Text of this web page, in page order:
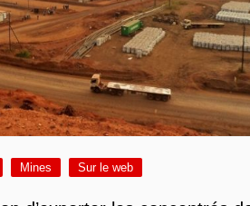
Mines Sur le web